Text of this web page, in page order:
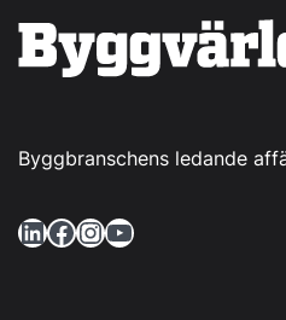
Byggbranschens ledande
LinkedIn Facebook InstagramYouTube